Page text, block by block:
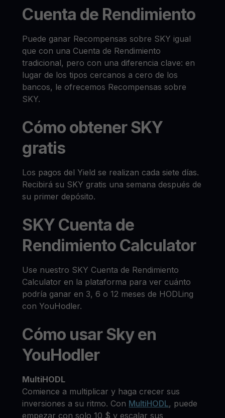
Cuenta de Rendimiento
Puede ganar Recompensas sobre SKY igual
que con una Cuenta de Rendimiento
tradicional, pero con una diferencia clave: en
lugar de los tipos cercanos a cero de los
bancos, le ofrecemos Recompensas sobre
SKY.
Cómo obtener SKY
gratis
Los pagos del Yield se realizan cada siete días.
Recibirá su SKY gratis una semana después de
su primer depósito.
SKY Cuenta de
Rendimiento Calculator
Use nuestro SKY Cuenta de Rendimiento
Calculator en la plataforma para ver cuánto
podría ganar en 3, 6 o 12 meses de HODLing
con YouHodler.
Cómo usar Sky en
YouHodler
MultiHODL
Comience a multiplicar y haga crecer sus
inversiones a su ritmo. Con MultiHODL, puede
empezar con solo 10 $ y escalar sus